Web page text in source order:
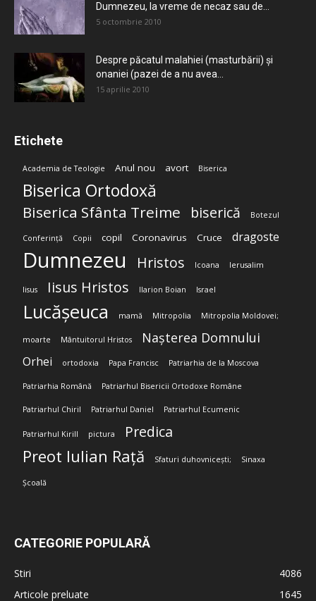
Dumnezeu, la vreme de necaz sau de...
5 octombrie 2010
Despre păcatul malahiei (masturbării) şi
onaniei (pazei de a nu avea...
15 aprilie 2010
Etichete
Academia de Teologie Anul nou avort Biserica
Biserica Ortodoxă
Biserica Sfânta Treime biserică Botezul
Conferință Copii copil Coronavirus Cruce dragoste
Dumnezeu Hristos Icoana Ierusalim
Iisus Iisus Hristos Ilarion Boian Israel
Lucășeuca mamă Mitropolia Mitropolia Moldovei;
moarte Mântuitorul Hristos Nașterea Domnului
Orhei ortodoxia Papa Francisc Patriarhia de la Moscova
Patriarhia Română Patriarhul Bisericii Ortodoxe Române
Patriarhul Chiril Patriarhul Daniel Patriarhul Ecumenic
Patriarhul Kirill pictura Predica
Preot Iulian Rață Sfaturi duhovnicești; Sinaxa
Școală
CATEGORIE POPULARĂ
Stiri
4086
Articole preluate
1645